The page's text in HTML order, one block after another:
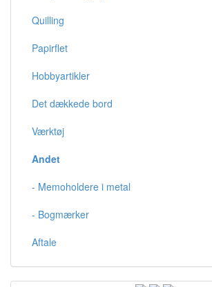
Quilling
Papirflet
Hobbyartikler
Det dækkede bord
Værktøj
Andet
- Memoholdere i metal
- Bogmærker
Aftale